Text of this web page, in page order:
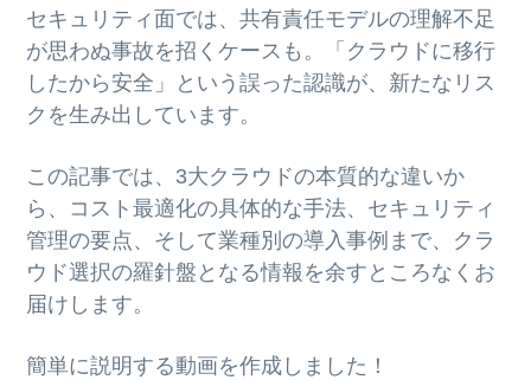
セキュリティ面では、共有責任モデルの理解不足
が思わぬ事故を招くケースも。「クラウドに移行
したから安全」という誤った認識が、新たなリス
クを生み出しています。
この記事では、3大クラウドの本質的な違いか
ら、コスト最適化の具体的な手法、セキュリティ
管理の要点、そして業種別の導入事例まで、クラ
ウド選択の羅針盤となる情報を余すところなくお
届けします。
簡単に説明する動画を作成しました！